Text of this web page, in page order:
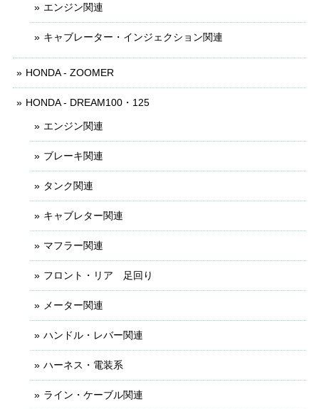
エンジン関連
キャブレーター・インジェクション関連
HONDA - ZOOMER
HONDA - DREAM100・125
エンジン関連
ブレーキ関連
タンク関連
キャブレター関連
マフラー関連
フロント・リア 足回り
メーター関連
ハンドル・レバー関連
ハーネス・電装系
ライン・ケーブル関連